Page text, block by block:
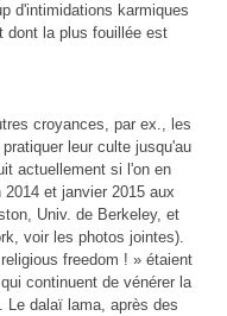
d'intimidations karmiques
dont la plus fouillée est
croyances, par ex., les
leur culte jusqu'au
actuellement si l'on en
et janvier 2015 aux
Univ. de Berkeley, et
voir les photos jointes).
freedom ! » étaient
continuent de vénérer la
Le dalaï lama, après des